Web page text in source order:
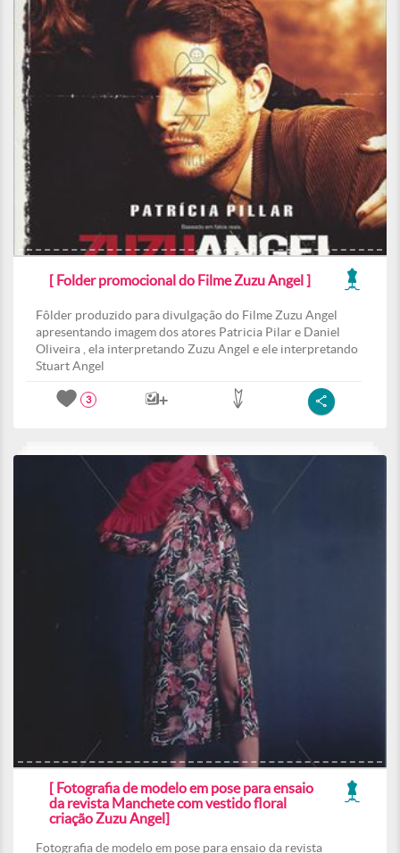
[ Folder promocional do Filme Zuzu Angel ]
Fôlder produzido para divulgação do Filme Zuzu Angel
apresentando imagem dos atores Patricia Pilar e Daniel
Oliveira , ela interpretando Zuzu Angel e ele interpretando
Stuart Angel
3
[ Fotografia de modelo em pose para ensaio
da revista Manchete com vestido floral
criação Zuzu Angel]
Fotografia de modelo em pose para ensaio da revista